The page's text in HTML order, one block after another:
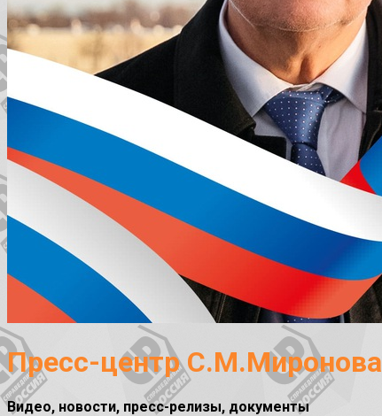
Пресс-центр С.М.Миронова
Видео, новости, пресс-релизы, документы